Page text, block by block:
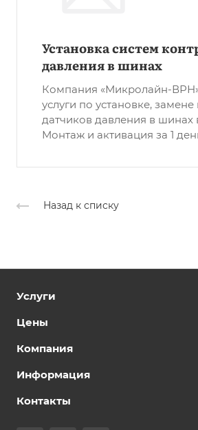
Установка систем
давления в шинах
Компания «Микролайн-
услуги по установке,
датчиков давления в шинах
Монтаж и активация за 1
Назад к списку
Услуги
Цены
Компания
Информация
Контакты